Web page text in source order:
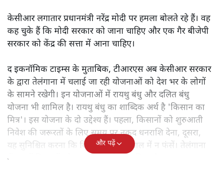
केसीआर लगातार प्रधानमंत्री नरेंद्र मोदी पर हमला बोलते रहे हैं। वह
कह चुके हैं कि मोदी सरकार को जाना चाहिए और एक गैर बीजेपी
सरकार को केंद्र की सत्ता में आना चाहिए।
द इकनॉमिक टाइम्स के मुताबिक, टीआरएस अब केसीआर सरकार
के द्वारा तेलंगाना में चलाई जा रही योजनाओं को देश भर के लोगों
के सामने रखेगी। इन योजनाओं में रायथु बंधु और दलित बंधु
योजना भी शामिल है। रायथु बंधु का शाब्दिक अर्थ है 'किसान का
मित्र'। इस योजना के दो उद्देश्य हैं। पहला, किसानों को शुरुआती
निवेश की जरूरतों के लिए समय पर नकद धनराशि देना, दूसरा,
यह सुनिश्चित करना कि किसान कर्ज के जाल में न फंसें। तेलंगाना
में लाखों किसानों को इस योजना से लाभ मिला है।
और पढ़ें